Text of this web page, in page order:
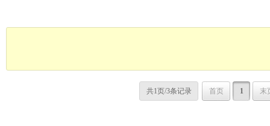
共1页/3条记录 首页 1 末